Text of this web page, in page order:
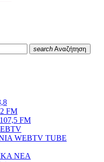
search Αναζήτηση
FM
FM
WEBTV TUBE
ΝΕΑ